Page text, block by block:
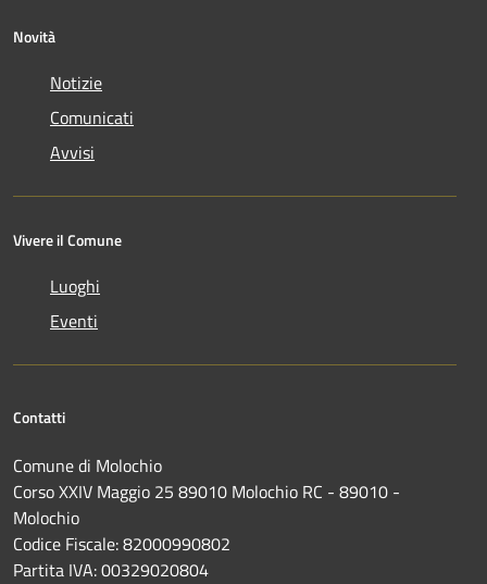
Novità
Notizie
Comunicati
Avvisi
Vivere il Comune
Luoghi
Eventi
Contatti
Comune di Molochio
Corso XXIV Maggio 25 89010 Molochio RC - 89010 -
Molochio
Codice Fiscale: 82000990802
Partita IVA: 00329020804